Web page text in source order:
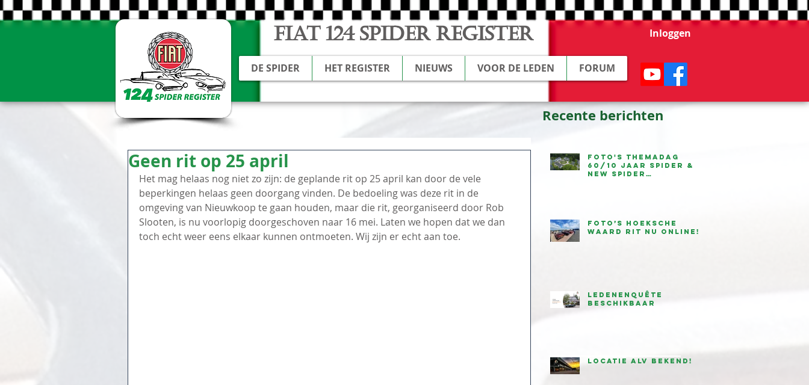
FIAT 124 SPIDER REGISTER
DE SPIDER HET REGISTER NIEUWS VOOR DE LEDEN FORUM
Inloggen
Recente berichten
Foto's Themadag
60/10 jaar Spider &
New Spider
Foto’s Hoeksche
Waard Rit nu online!
Ledenenquête
beschikbaar
Locatie ALV bekend!
Geen rit op 25 april
Het mag helaas nog niet zo zijn: de geplande rit op 25 april kan door de vele
beperkingen helaas geen doorgang vinden. De bedoeling was deze rit in de
omgeving van Nieuwkoop te gaan houden, maar die rit, georganiseerd door Rob
Slooten, is nu voorlopig doorgeschoven naar 16 mei. Laten we hopen dat we dan
toch echt weer eens elkaar kunnen ontmoeten. Wij zijn er echt aan toe.